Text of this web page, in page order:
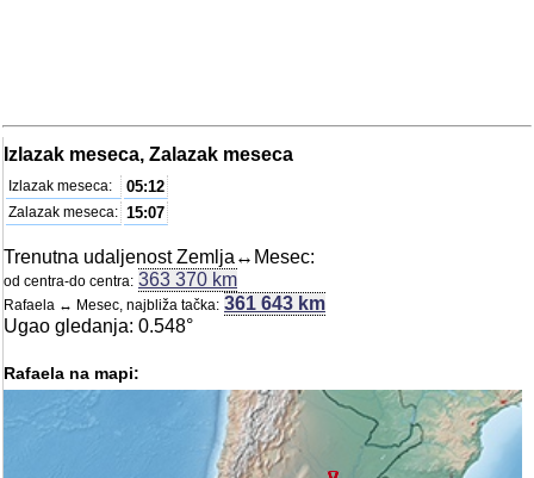
Izlazak meseca, Zalazak meseca
Izlazak meseca: 05:12
Zalazak meseca: 15:07
Trenutna udaljenost Zemlja↔Mesec:
od centra-do centra: 363 370 km
Rafaela ↔ Mesec, najbliža tačka: 361 643 km
Ugao gledanja: 0.548°
Rafaela na mapi: